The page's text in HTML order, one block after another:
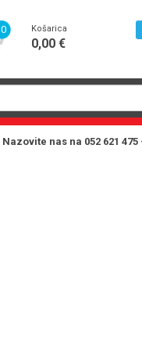
0 Košarica
0,00 €
Nazovite nas na 052 621 475